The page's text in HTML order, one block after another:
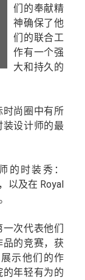
们的奉献精
神确保了他
们的联合工
作有一个强
大和持久的
时尚圈中有所
设计师的最
的时装秀：
以及在 Royal
次代表他们
的竞赛，获
示他们的作
年轻有为的